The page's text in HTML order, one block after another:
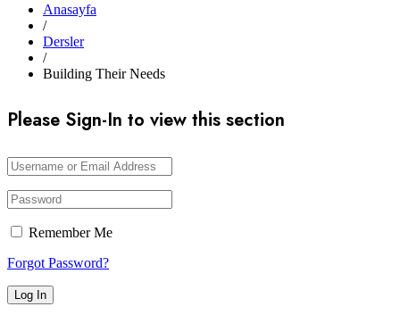
Anasayfa
/
Dersler
/
Building Their Needs
Please Sign-In to view this section
Remember Me
Forgot Password?